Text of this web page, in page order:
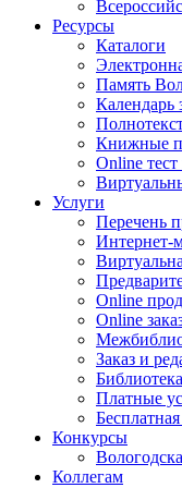
Ресурсы
Каталоги
Память
Календарь
Книжные
Online
Услуги
Перечень
Интернет-
Online
Online
Заказ и
Платные
Конкурсы
Коллегам